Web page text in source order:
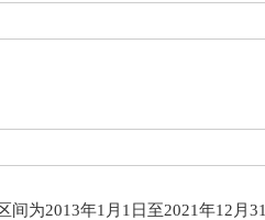
为2013年1月1日至2021年12月31